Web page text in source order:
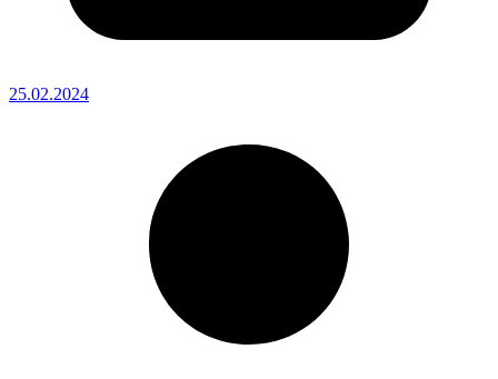
25.02.2024